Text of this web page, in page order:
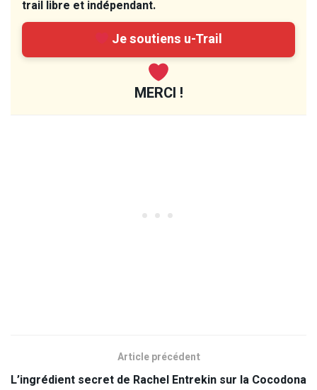
trail libre et indépendant.
Je soutiens u-Trail
MERCI !
Article précédent
L’ingrédient secret de Rachel Entrekin sur la Cocodona